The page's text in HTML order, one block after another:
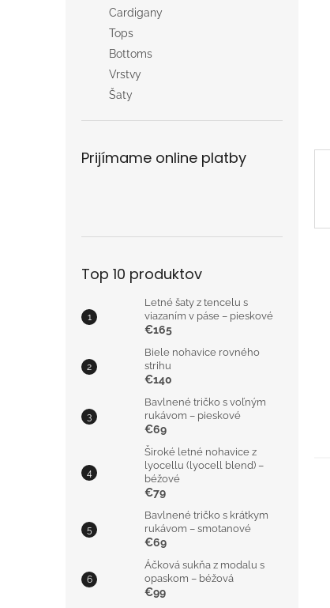
Cardigany
Tops
Bottoms
Vrstvy
Šaty
Prijímame online platby
Top 10 produktov
Letné šaty z tencelu s
viazaním v páse – pieskové
€165
Biele nohavice rovného
strihu
€140
Bavlnené tričko s voľným
rukávom – pieskové
€69
Široké letné nohavice z
lyocellu (lyocell blend) –
béžové
€79
Bavlnené tričko s krátkym
rukávom – smotanové
€69
Áčková sukňa z modalu s
opaskom – béžová
€99